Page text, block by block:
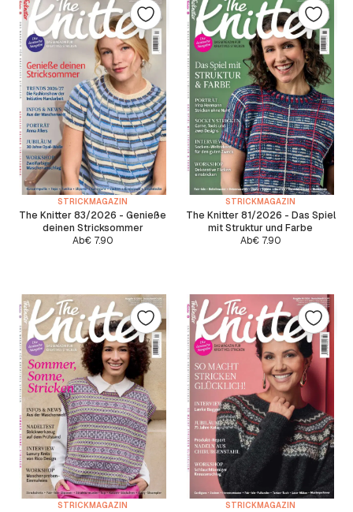
STRICKMAGAZIN
The Knitter 83/2026 - Genieße
deinen Stricksommer
Ab€7.90
STRICKMAGAZIN
The Knitter 81/2026 - Das Spiel
mit Struktur und Farbe
Ab€7.90
STRICKMAGAZIN STRICKMAGAZIN